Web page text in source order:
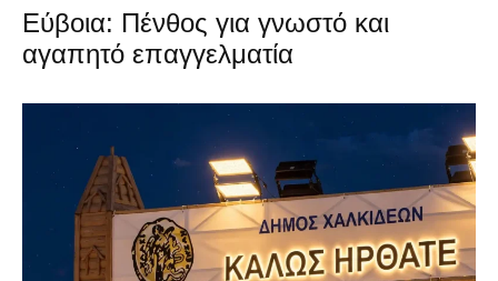
Εύβοια: Πένθος για γνωστό και
αγαπητό επαγγελματία